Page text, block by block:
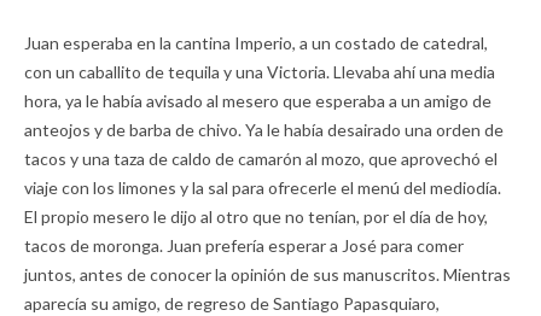
Juan esperaba en la cantina Imperio, a un costado de catedral,
con un caballito de tequila y una Victoria. Llevaba ahí una media
hora, ya le había avisado al mesero que esperaba a un amigo de
anteojos y de barba de chivo. Ya le había desairado una orden de
tacos y una taza de caldo de camarón al mozo, que aprovechó el
viaje con los limones y la sal para ofrecerle el menú del mediodía.
El propio mesero le dijo al otro que no tenían, por el día de hoy,
tacos de moronga. Juan prefería esperar a José para comer
juntos, antes de conocer la opinión de sus manuscritos. Mientras
aparecía su amigo, de regreso de Santiago Papasquiaro,